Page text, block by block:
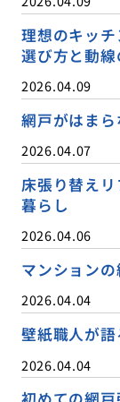
理想のキッ
選び方と動
2026.04.09
網戸がはま
2026.04.07
床張り替え
暮らし
2026.04.06
マンション
2026.04.04
壁紙職人が
2026.04.04